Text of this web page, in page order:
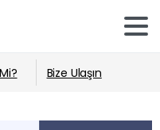
Bize Ulaşın